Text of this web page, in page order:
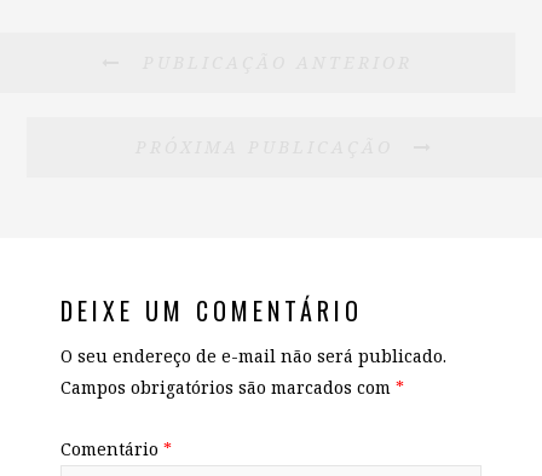
DEIXE UM COMENTÁRIO
O seu endereço de e-mail não será publicado.
Campos obrigatórios são marcados com *
Comentário *